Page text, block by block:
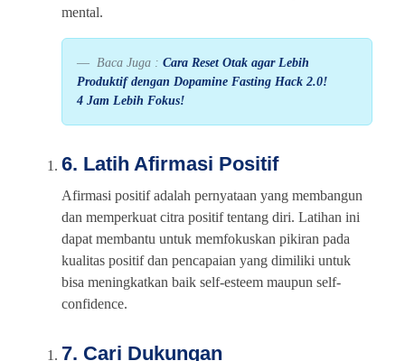
mental.
Baca Juga : Cara Reset Otak agar Lebih
Produktif dengan Dopamine Fasting Hack 2.0!
4 Jam Lebih Fokus!
6. Latih Afirmasi Positif
Afirmasi positif adalah pernyataan yang membangun
dan memperkuat citra positif tentang diri. Latihan ini
dapat membantu untuk memfokuskan pikiran pada
kualitas positif dan pencapaian yang dimiliki untuk
bisa meningkatkan baik self-esteem maupun self-
confidence.
7. Cari Dukungan